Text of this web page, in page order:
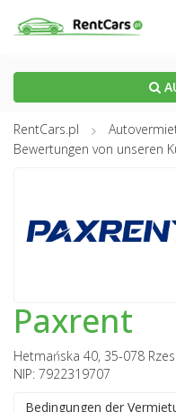
RentCars.pl
Bewertungen von unseren
Paxrent
Hetmańska 40, 35-078
NIP: 7922319707
Bedingungen der